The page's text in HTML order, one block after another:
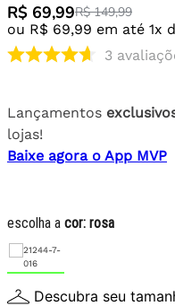
R$ 69,99R$ 149,99
ou R$ 69,99 em até 1x
3
Lançamentos
lojas!
Baixe agora o App MVP
escolha a cor: rosa
Descubra seu